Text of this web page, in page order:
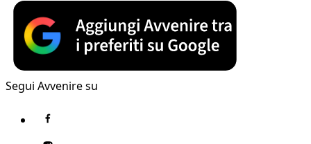
Segui Avvenire su